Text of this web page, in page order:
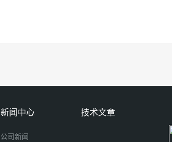
新闻中心
公司新闻
技术文章